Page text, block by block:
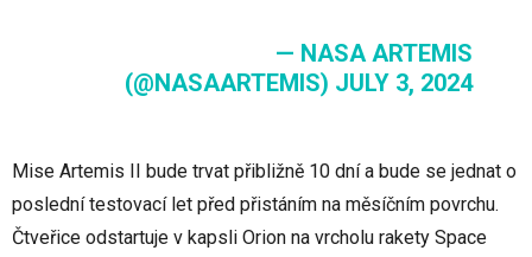
— NASA ARTEMIS
(@NASAARTEMIS) JULY 3, 2024
Mise Artemis II bude trvat přibližně 10 dní a bude se jednat o
poslední testovací let před přistáním na měsíčním povrchu.
Čtveřice odstartuje v kapsli Orion na vrcholu rakety Space